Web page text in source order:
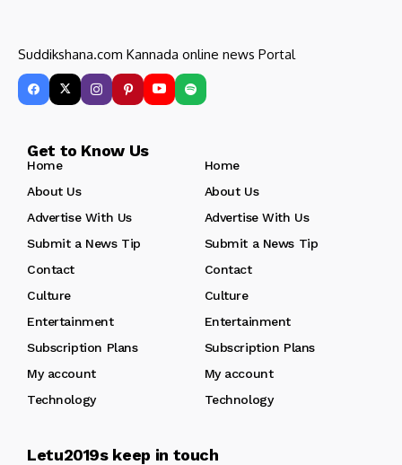
Suddikshana.com Kannada online news Portal
Get to Know Us
Home
Home
About Us
About Us
Advertise With Us
Advertise With Us
Submit a News Tip
Submit a News Tip
Contact
Contact
Culture
Culture
Entertainment
Entertainment
Subscription Plans
Subscription Plans
My account
My account
Technology
Technology
Letu2019s keep in touch